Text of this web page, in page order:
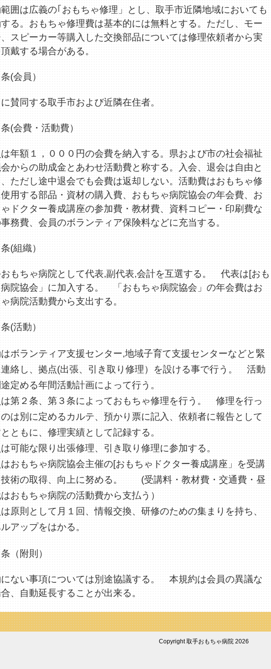
囲は広義の｢おもちゃ修理」とし、取手市近隣地域においても
る。おもちゃ修理費は基本的には無料とする。ただし、モー
スピーカー等購入した交換部品については修理依頼者から実
戴する場合がある。
(会員）
賛同する取手市および近隣在住者。
(会費・活動費）
年額１，０００円の会費を納入する。県および市の社会福祉
からの助成金とあわせ活動費と称する。入会、退会は自由と
ただし途中退会でも会費は返却しない。活動費はおもちゃ修
用する部品・資材の購入費、おもちゃ病院協会の年会費、お
ドクター養成講座の参加費・教材費、資料コピー・印刷費な
務費、会員のボランティア保険料などに充当する。
(組織）
もちゃ病院として代表,副代表,会計を互選する。 代表は[おも
院協会」に加入する。 「おもちゃ病院協会」の年会費はお
病院活動費から支出する。
(活動）
ボランティア支援センター,地域子育て支援センターなどと緊
絡し、拠点(出張、引き取り修理）を設ける事で行う。 活動
定める年間活動計画によって行う。
第２条、第３条によっておもちゃ修理を行う。 修理を行っ
は別に定めるカルテ、預かり票に記入、依頼者に報告として
ともに、修理実績として記録する。
可能な限り出張修理、引き取り修理に参加する。
おもちゃ病院協会主催の[おもちゃドクター養成講座」を受講
技術の取得、向上に努める。 (受講料・教材費・交通費・昼
おもちゃ病院の活動費から支払う）
原則として月１回、情報交換、研修のための集まりを持ち、
アップをはかる。
（附則）
ない事項については別途協議する。 本規約は会員の異議な
、自動延長することが出来る。
Copyright 取手おもちゃ病院 2026